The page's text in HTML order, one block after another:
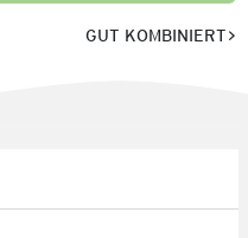
GUT KOMBINIERT